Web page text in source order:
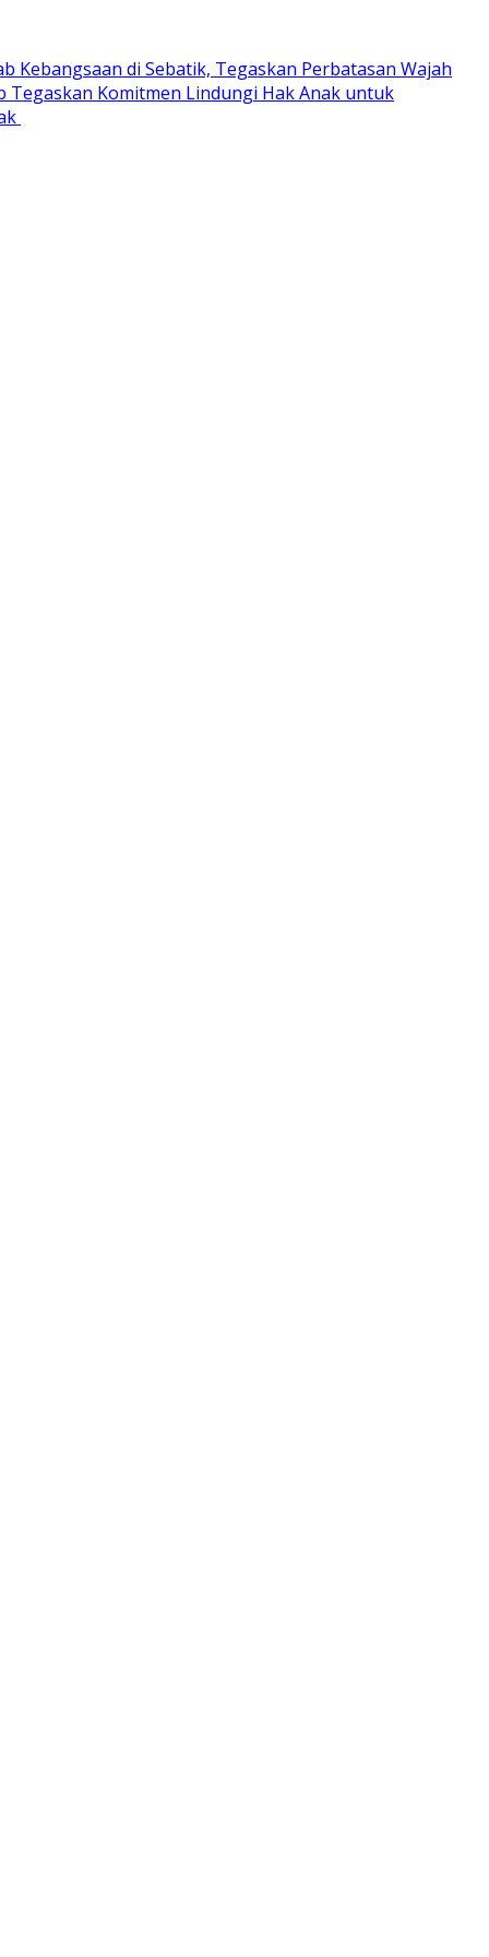
Kebangsaan di Sebatik, Tegaskan Perbatasan Wajah
Tegaskan Komitmen Lindungi Hak Anak untuk